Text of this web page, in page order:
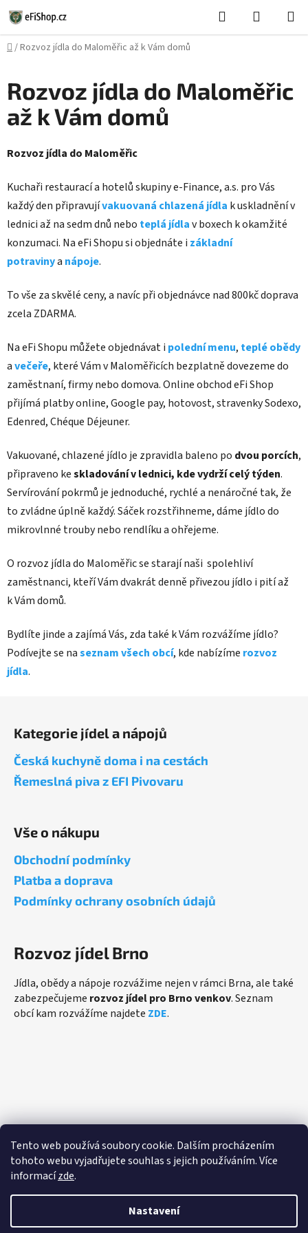
Tento web používá soubory cookie. Dalším procházením
tohoto webu vyjadřujete souhlas s jejich používáním. Více
informacízde.
Nastavení
Přejít
na
obsah
Hledat
KOŠÍK
Domů
/Rozvoz jídla do Maloměřic až k Vám domů
Rozvoz jídla do Maloměřic
až k Vám domů
Rozvoz jídla do Maloměřic
Kuchaři restaurací a hotelů skupiny e-Finance, a.s. pro Vás
každý den připravujívakuovaná chlazená jídla k uskladnění v
lednici až na sedm dnů nebo teplá jídlav boxech k okamžité
konzumaci. Na eFi Shopu si objednáte i základní
potravinya nápoje.
To vše za skvělé ceny, a navíc při objednávce nad 800kč doprava
zcela ZDARMA.
Na eFi Shopu můžete objednávat i polední menu, teplé obědy
avečeře, které Vám v Maloměřicích bezplatně dovezeme do
zaměstnaní, firmy nebo domova. Online obchod eFi Shop
přijímá platby online, Google pay, hotovost, stravenky Sodexo,
Edenred, Chéque Déjeuner.
Vakuované, chlazené jídlo je zpravidla baleno po dvou porcích,
připraveno keskladování v lednici, kde vydrží celý týden.
Servírování pokrmů je jednoduché, rychlé a nenáročné tak, že
to zvládne úplně každý. Sáček rozstřihneme, dáme jídlo do
mikrovlnné trouby nebo rendlíku a ohřejeme.
O rozvoz jídla do Maloměřic se starají naši spolehliví
zaměstnanci, kteří Vám dvakrát denně přivezou jídlo i pití až
k Vám domů.
Bydlíte jinde a zajímá Vás, zda také k Vám rozvážíme jídlo?
Podívejte se naseznam všech obcí, kde nabízíme rozvoz
jídla.
Kategorie jídel a nápojů
Česká kuchyně doma i na cestách
Řemeslná piva z EFI Pivovaru
Vše o nákupu
Obchodní podmínky
Platba a doprava
Podmínky ochrany osobních údajů
Rozvoz jídel Brno
Jídla, obědy a nápoje rozvážime nejen v rámci Brna, ale také
zabezpečujeme rozvoz jídel pro Brno venkov. Seznam
obcí kam rozvážíme najdete ZDE.
Přijímáme online platby